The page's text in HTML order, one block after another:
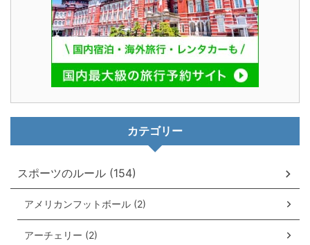
カテゴリー
スポーツのルール (154)
アメリカンフットボール (2)
アーチェリー (2)